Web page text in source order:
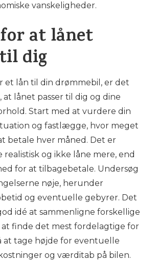
vanskeligheder.
for at lånet
dig
et lån til din drømmebil, er det
at lånet passer til dig og dine
Start med at vurdere din
og fastlægge, hvor meget
betale hver måned. Det er
og ikke låne mere, end
for at tilbagebetale. Undersøg
nøje, herunder
og eventuelle gebyrer. Det
idé at sammenligne forskellige
finde det mest fordelagtige for
at tage højde for eventuelle
og værditab på bilen.